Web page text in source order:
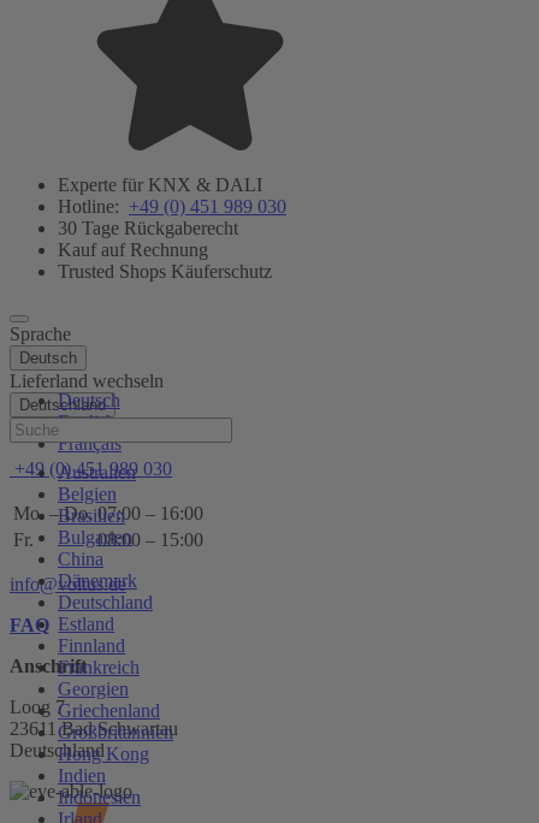
Experte für KNX & DALI
Hotline: +49 (0) 451 989 030
30 Tage Rückgaberecht
Kauf auf Rechnung
Trusted Shops Käuferschutz
Sprache
Deutsch
Deutsch
English
Français
Lieferland wechseln
Deutschland
Australien
Belgien
Brasilien
Bulgarien
China
Dänemark
Deutschland
Estland
Finnland
Frankreich
Georgien
Griechenland
Großbritannien
Hong Kong
Indien
Indonesien
Irland
Hilfe
+49 (0) 451 989 030
Mo. – Do. 07:00 – 16:00
Fr.
08:00 – 15:00
info@voltus.de
FAQ
Anschrift
Loog 7
23611 Bad Schwartau
Deutschland